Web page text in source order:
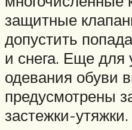
защитные
допустить
и снега. Еще для
одевания обуви
предусмотрены
застежки-утяжки.